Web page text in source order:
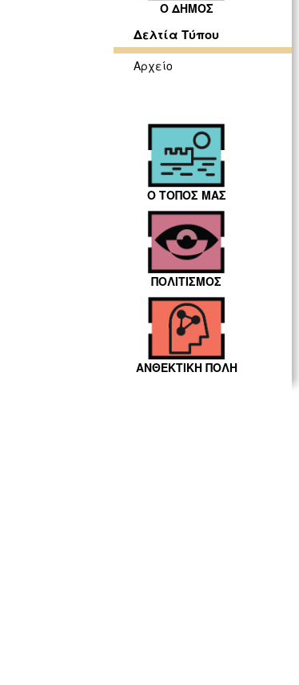
Ο ΔΗΜΟΣ
Δελτία Τύπου
Αρχείο
Ο ΤΟΠΟΣ ΜΑΣ
ΠΟΛΙΤΙΣΜΟΣ
ΑΝΘΕΚΤΙΚΗ ΠΟΛΗ